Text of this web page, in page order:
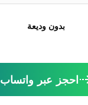
بدون وديعة
احجز عبر واتساب